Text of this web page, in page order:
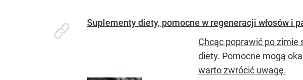
Suplementy diety, pomocne w regeneracji włosów i
Chcąc poprawić po zimie
diety. Pomocne mogą
warto zwrócić uwagę.